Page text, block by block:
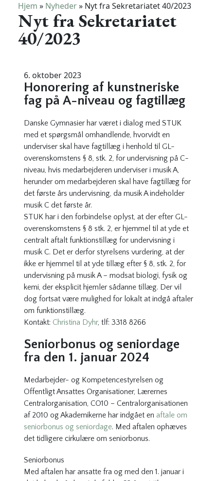
Hjem » Nyheder» Nyt fra Sekretariatet 40/2023
Nyt fra Sekretariatet
40/2023
6. oktober 2023
Honorering af kunstneriske
fag på A-niveau og fagtillæg
Danske Gymnasier har været i dialog med STUK
med et spørgsmål omhandlende, hvorvidt en
underviser skal have fagtillæg i henhold til GL-
overenskomstens § 8, stk. 2, for undervisning på C-
niveau, hvis medarbejderen underviser i musik A,
herunder om medarbejderen skal have fagtillæg for
det første års undervisning, da musik A indeholder
musik C det første år.
STUK har i den forbindelse oplyst, at der efter GL-
overenskomstens § 8 stk. 2, er hjemmel til at yde et
centralt aftalt funktionstillæg for undervisning i
musik C. Det er derfor styrelsens vurdering, at der
ikke er hjemmel til at yde tillæg efter § 8, stk. 2, for
undervisning på musik A – modsat biologi, fysik og
kemi, der eksplicit hjemler sådanne tillæg. Der vil
dog fortsat være mulighed for lokalt at indgå aftaler
om funktionstillæg.
Kontakt:Christina Dyhr, tlf: 3318 8266
Seniorbonus og seniordage
fra den 1. januar 2024
Medarbejder- og Kompetencestyrelsen og
Offentligt Ansattes Organisationer, Lærernes
Centralorganisation, CO10 – Centralorganisationen
af 2010 og Akademikerne har indgået en aftale om
seniorbonus og seniordage. Med aftalen ophæves
det tidligere cirkulære om seniorbonus.
Seniorbonus
Med aftalen har ansatte fra og med den 1. januar i